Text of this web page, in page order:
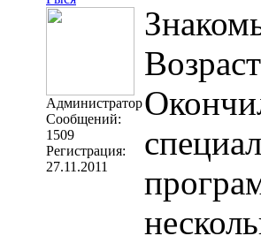
Администратор
Cообщений:
1509
Регистрация:
27.11.2011